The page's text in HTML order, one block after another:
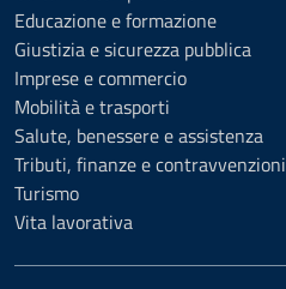
Educazione e formazione
Giustizia e sicurezza pubblica
Imprese e commercio
Mobilità e trasporti
Salute, benessere e assistenza
Tributi, finanze e contravvenzioni
Turismo
Vita lavorativa